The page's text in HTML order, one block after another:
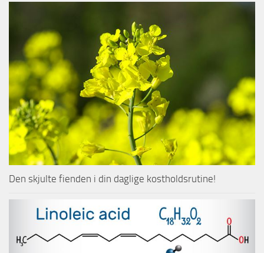
Den skjulte fienden i din daglige kostholdsrutine!